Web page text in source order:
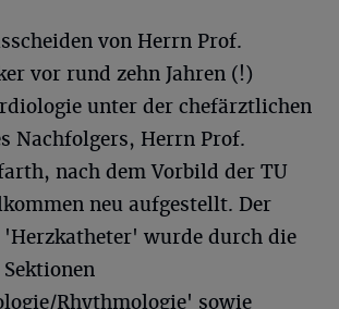
von Herrn Prof.
vor rund zehn Jahren (!)
unter der chefärztlichen
Nachfolgers, Herrn Prof.
nach dem Vorbild der TU
neu aufgestellt. Der
'Herzkatheter' wurde durch die
Rhythmologie' sowie